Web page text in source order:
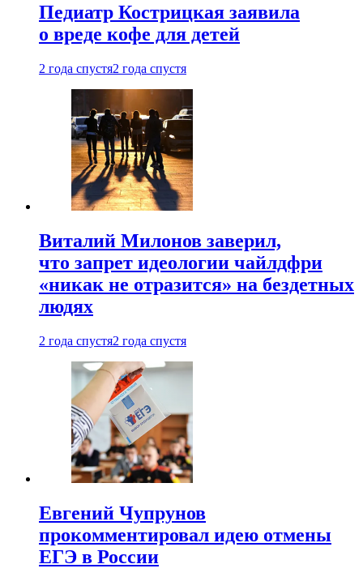
Педиатр Кострицкая заявила
о вреде кофе для детей
2 года спустя2 года спустя
Виталий Милонов заверил,
что запрет идеологии чайлдфри
«никак не отразится» на бездетных
людях
2 года спустя2 года спустя
Евгений Чупрунов
прокомментировал идею отмены
ЕГЭ в России